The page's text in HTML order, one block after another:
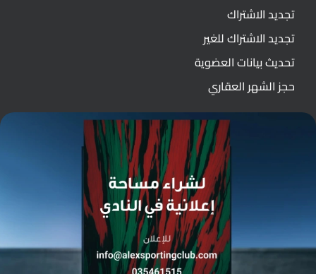
تجديد الاشتراك
تجديد الاشتراك للغير
تحديث بيانات العضوية
حجز الشهر العقاري